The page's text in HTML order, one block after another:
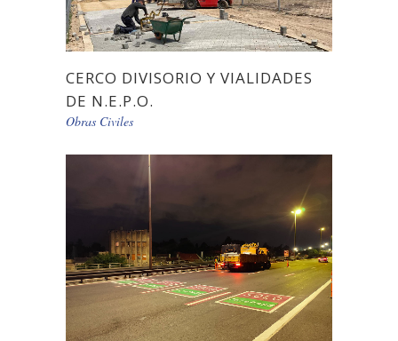
CERCO DIVISORIO Y VIALIDADES
DE N.E.P.O.
Obras Civiles